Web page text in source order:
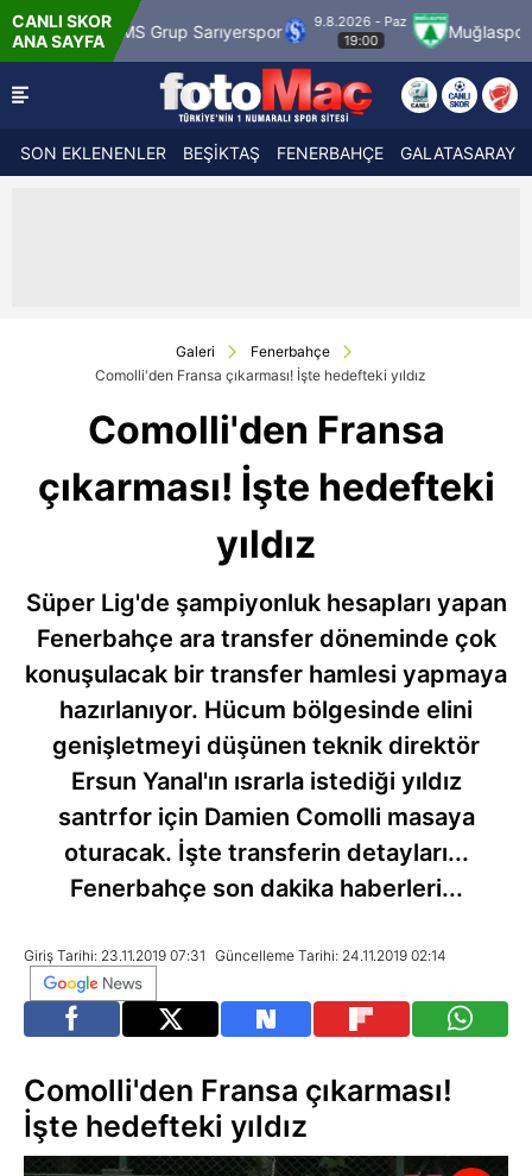
CANLI SKOR
ANA SAYFA
Grup Sarıyerspor
9.8.2026 - Paz
19:00
Muğlaspor Vanspor
SON EKLENENLER BEŞİKTAŞ FENERBAHÇE GALATASARAY
Galeri
Fenerbahçe
Comolli'den Fransa çıkarması! İşte hedefteki yıldız
Comolli'den Fransa
çıkarması! İşte hedefteki
yıldız
Süper Lig'de şampiyonluk hesapları yapan
Fenerbahçe ara transfer döneminde çok
konuşulacak bir transfer hamlesi yapmaya
hazırlanıyor. Hücum bölgesinde elini
genişletmeyi düşünen teknik direktör
Ersun Yanal'ın ısrarla istediği yıldız
santrfor için Damien Comolli masaya
oturacak. İşte transferin detayları...
Fenerbahçe son dakika haberleri...
Giriş Tarihi: 23.11.2019 07:31 Güncelleme Tarihi: 24.11.2019 02:14
Comolli'den Fransa çıkarması!
İşte hedefteki yıldız